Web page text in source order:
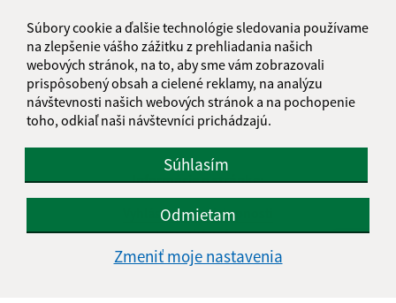
Súbory cookie a ďalšie technológie sledovania používame
na zlepšenie vášho zážitku z prehliadania našich
webových stránok, na to, aby sme vám zobrazovali
prispôsobený obsah a cielené reklamy, na analýzu
návštevnosti našich webových stránok a na pochopenie
toho, odkiaľ naši návštevníci prichádzajú.
Súhlasím
Odmietam
Zmeniť moje nastavenia
Informácie o stránke:
Vyhlásenie o prístupnosti
Autorské práva
Ochrana osobných údajov